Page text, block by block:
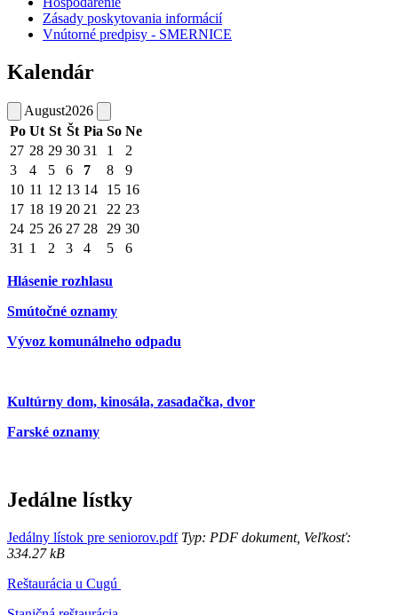
Zásady poskytovania informácií
Vnútorné predpisy - SMERNICE
Kalendár
August2026
Po Ut St Št Pia So Ne
27 28 29 30 31 1
2
3
4 5 6 7 8
9
10 11 12 13 14 15 16
17 18 19 20 21 22 23
24 25 26 27 28 29 30
31 1 2 3 4 5 6
Hlásenie rozhlasu
Smútočné oznamy
Vývoz komunálneho odpadu
Kultúrny dom, kinosála, zasadačka, dvor
Farské oznamy
Jedálne lístky
Jedálny lístok pre seniorov.pdfTyp: PDF dokument, Veľkosť:
334.27 kB
Reštaurácia u Cugú